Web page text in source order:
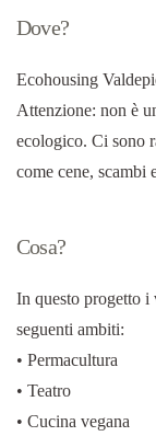
Dove?
Ecohousing
Attenzione: non è
ecologico. Ci sono
come cene, scambi
Cosa?
In questo progetto i
seguenti ambiti:
• Permacultura
• Teatro
• Cucina vegana